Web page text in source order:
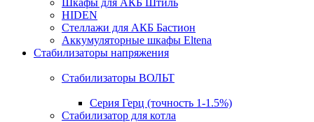
Шкафы для АКБ Штиль
HIDEN
Стеллажи для АКБ Бастион
Аккумуляторные шкафы Eltena
Стабилизаторы напряжения
Стабилизаторы ВОЛЬТ
Серия Герц (точность 1-1.5%)
Стабилизатор для котла